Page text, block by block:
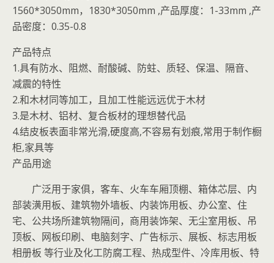
1560*3050mm，1830*3050mm ,产品厚度：1-33mm ,产
品密度：0.35-0.8
产品特点
1.具有防水、阻燃、耐酸碱、防蛀、质轻、保温、隔音、
减震的特性
2.和木材同等加工，且加工性能远远优于木材
3.是木材、铝材、复合板材的理想替代品
4.结皮板表面非常光滑,硬度高,不容易有划痕,常用于制作橱
柜,家具等
产品用途
广泛用于家俱，客车、火车车厢顶棚、箱体芯层、内
部装潢用板、建筑物外墙板、内装饰用板、办公室、住
宅、公共场所建筑物隔间，商用装饰架、无尘室用板、吊
顶板、网板印刷、电脑刻字、广告标示、展板、标志用板
相册板 等行业及化工防腐工程、热成型件、冷库用板、特